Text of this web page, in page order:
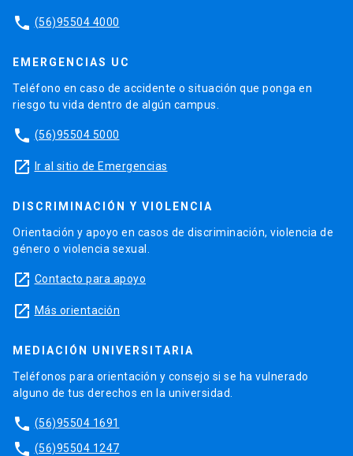
phone (56)95504 4000
EMERGENCIAS UC
Teléfono en caso de accidente o situación que ponga en
riesgo tu vida dentro de algún campus.
phone (56)95504 5000
launch Ir al sitio de Emergencias
DISCRIMINACIÓN Y VIOLENCIA
Orientación y apoyo en casos de discriminación, violencia de
género o violencia sexual.
launch Contacto para apoyo
launch Más orientación
MEDIACIÓN UNIVERSITARIA
Teléfonos para orientación y consejo si se ha vulnerado
alguno de tus derechos en la universidad.
phone (56)95504 1691
phone (56)95504 1247